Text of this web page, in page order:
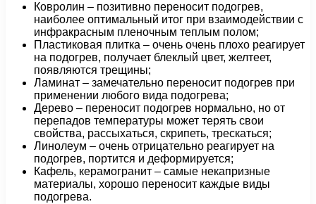
Ковролин – позитивно переносит подогрев,
наиболее оптимальный итог при взаимодействии с
инфракрасным пленочным теплым полом;
Пластиковая плитка – очень очень плохо реагирует
на подогрев, получает блеклый цвет, желтеет,
появляются трещины;
Ламинат – замечательно переносит подогрев при
применении любого вида подогрева;
Дерево – переносит подогрев нормально, но от
перепадов температуры может терять свои
свойства, рассыхаться, скрипеть, трескаться;
Линолеум – очень отрицательно реагирует на
подогрев, портится и деформируется;
Кафель, керамогранит – самые некапризные
материалы, хорошо переносит каждые виды
подогрева.